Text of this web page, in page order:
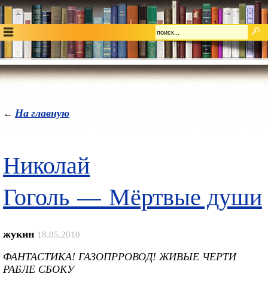
← На главную
Николай
Гоголь — Мёртвые души
жукин 18.05.2010
ФАНТАСТИКА! ГАЗОПРРОВОД! ЖИВЫЕ ЧЕРТИ
РАБЛЕ СБОКУ